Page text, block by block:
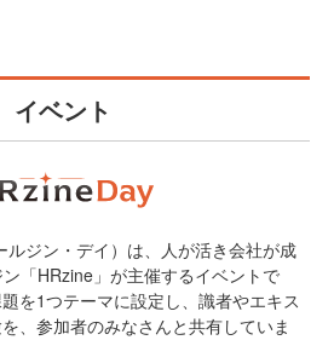
イベント
ルジン・デイ）は、人が活き会社が成
「HRzine」が主催するイベントで
を1つテーマに設定し、識者やエキス
、参加者のみなさんと共有していま